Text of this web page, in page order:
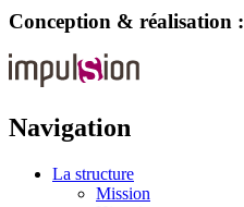
Conception & réalisation :
Navigation
La structure
Mission